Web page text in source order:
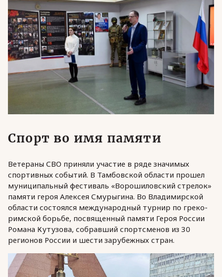
Спорт во имя памяти
Ветераны СВО приняли участие в ряде значимых
спортивных событий. В Тамбовской области прошел
муниципальный фестиваль «Ворошиловский стрелок»
памяти героя Алексея Смурыгина. Во Владимирской
области состоялся международный турнир по греко-
римской борьбе, посвященный памяти Героя России
Романа Кутузова, собравший спортсменов из 30
регионов России и шести зарубежных стран.